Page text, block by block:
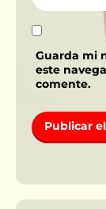
Guarda mi
este
comente.